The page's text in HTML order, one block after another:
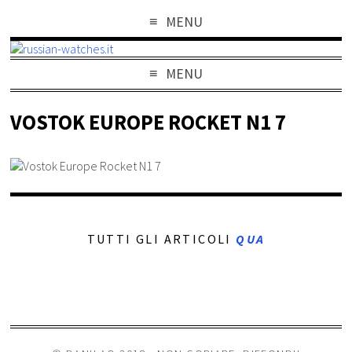
MENU
MENU
VOSTOK EUROPE ROCKET N1 7
TUTTI GLI ARTICOLI QUA